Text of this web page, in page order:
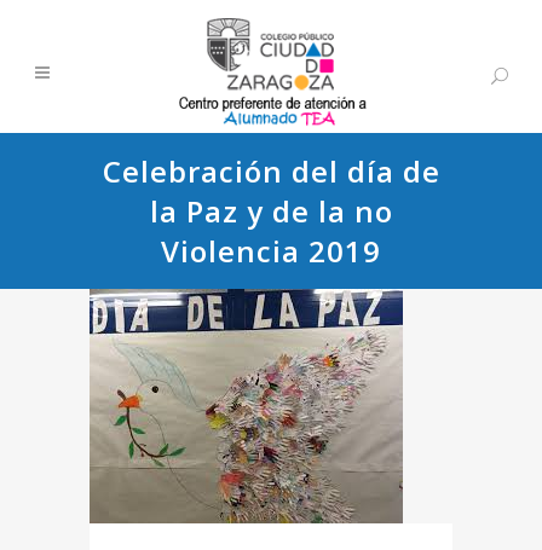
Celebración del día de
la Paz y de la no
Violencia 2019